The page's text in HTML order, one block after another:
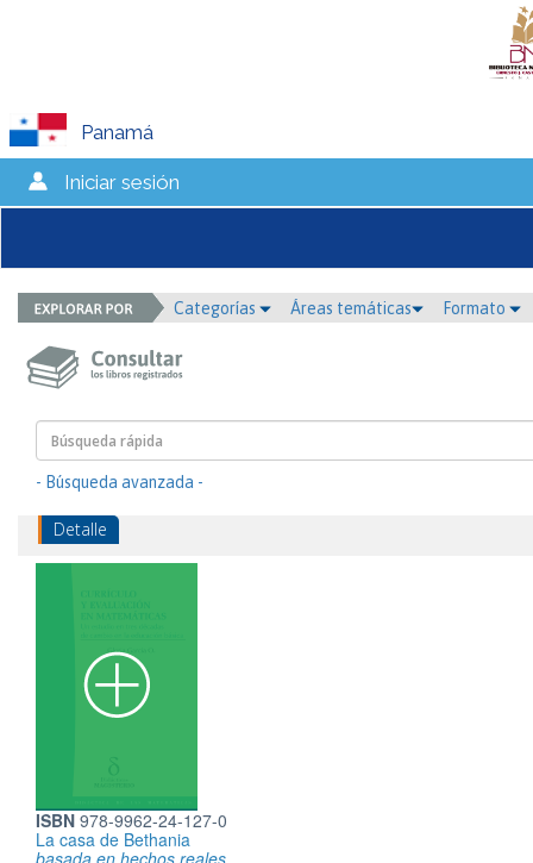
Panamá
Iniciar sesión
Categorías Áreas temáticas Formato
- Búsqueda avanzada -
Detalle
ISBN 978-9962-24-127-0
La casa de Bethania
basada en hechos reales